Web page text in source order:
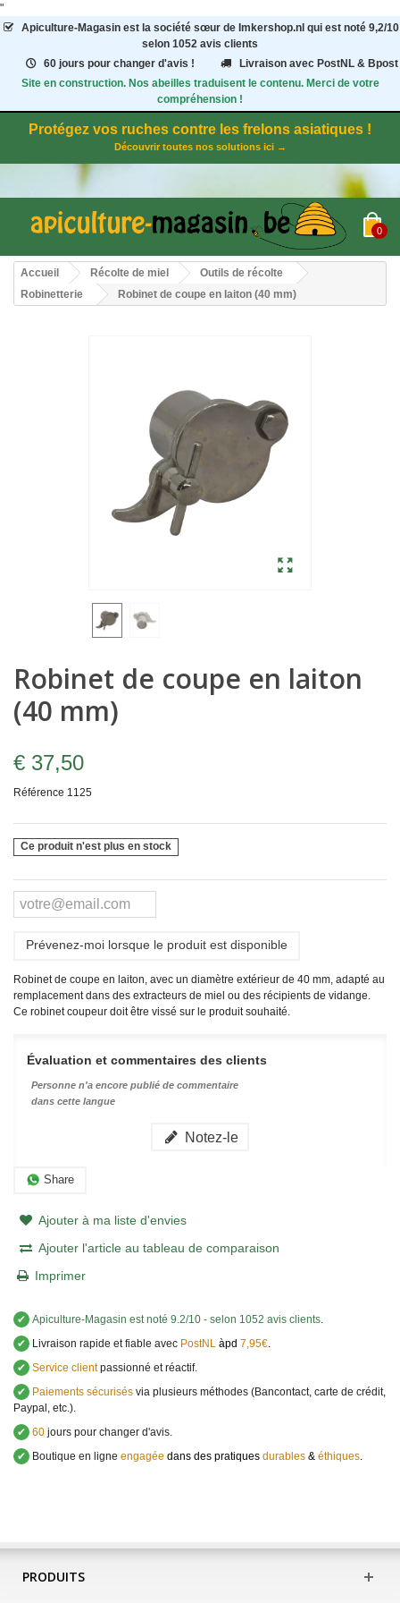
"
Apiculture-Magasinest la société sœur de Imkershop.nl qui est noté 9,2/10
selon 1052 avis clients
60 jours pour changer d'avis !
Livraison avec PostNL & Bpost
Site en construction. Nos abeilles traduisent le contenu. Merci de votre
compréhension !
Protégez vos ruches contre les frelons asiatiques !
Découvrir toutes nos solutions ici →
0
Accueil Récolte de miel
Outils de récolte
Robinetterie
Robinet de coupe en laiton (40 mm)
Robinet de coupe en laiton
(40 mm)
€ 37,50
Référence 1125
Ce produit n'est plus en stock
Prévenez-moi lorsque le produit est disponible
Robinet de coupe en laiton, avec un diamètre extérieur de 40 mm, adapté au
remplacement dans des extracteurs de miel ou des récipients de vidange.
Ce robinet coupeur doit être vissé sur le produit souhaité.
Évaluation et commentaires des clients
Personne n'a encore publié de commentaire
dans cette langue
Notez-le
Share
Ajouter à ma liste d'envies
Ajouter l'article au tableau de comparaison
Imprimer
✔ Apiculture-Magasin est noté 9.2/10 - selon 1052 avis clients
✔
Livraison rapide et fiable avec PostNL àpd 7,95€
✔ Service clientpassionné et réactif.
✔
Paiements sécurisés via plusieurs méthodes (Bancontact, carte de crédit,
Paypal, etc.).
✔ 60 jours pour changer d'avis.
✔
Boutique en ligne engagée dans des pratiques durables & éthiques
PRODUITS